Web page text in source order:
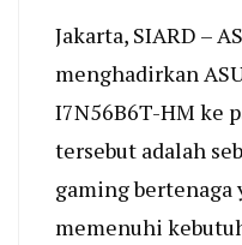
Jakarta, SIARD –
menghadirkan
I7N56B6T-HM ke
tersebut adalah
gaming
memenuhi